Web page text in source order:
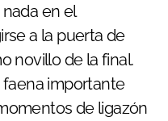
en el
a la puerta de
novillo de la final.
importante
de ligazón